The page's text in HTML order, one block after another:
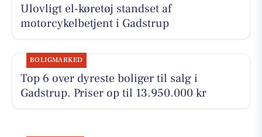
Ulovligt el-køretøj standset af
motorcykelbetjent i Gadstrup
BOLIGMARKED
Top 6 over dyreste boliger til salg i
Gadstrup. Priser op til 13.950.000 kr